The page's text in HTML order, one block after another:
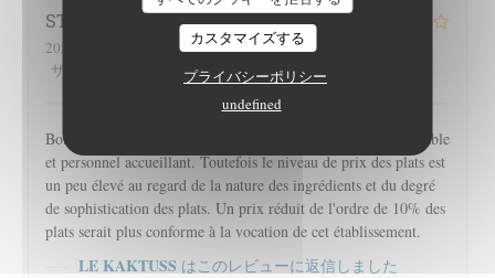
カスタマイズする
プライバシーポリシー
undefined
STEPHANEP
2026-07-28
- 12:30 - ゲスト 4
サービス
雰囲気: 5/5 メニュー:4 /5
Bonne cuisine traditionnelle de montagne dans un cadre agréable
et personnel accueillant. Toutefois le niveau de prix des plats est
un peu élevé au regard de la nature des ingrédients et du degré
de sophistication des plats. Un prix réduit de l'ordre de 10% des
plats serait plus conforme à la vocation de cet établissement.
LE KAKTUSS はこのレビューに返信しました